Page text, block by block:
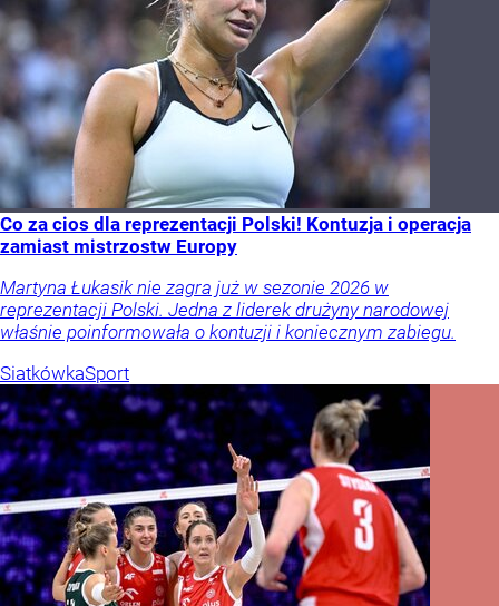
Co za cios dla reprezentacji Polski! Kontuzja i operacja
zamiast mistrzostw Europy
Martyna Łukasik nie zagra już w sezonie 2026 w
reprezentacji Polski. Jedna z liderek drużyny narodowej
właśnie poinformowała o kontuzji i koniecznym zabiegu.
SiatkówkaSport